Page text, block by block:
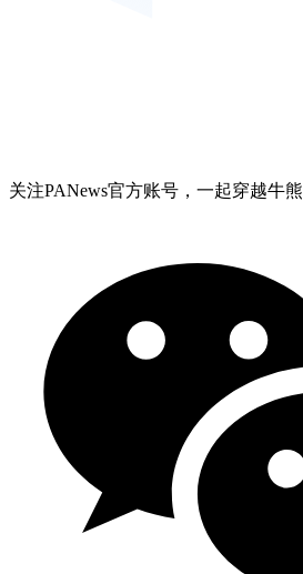
关注PANews官方账号，一起穿越牛熊